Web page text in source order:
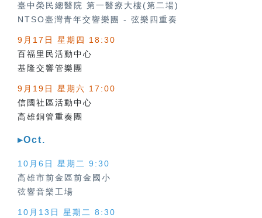
臺中榮民總醫院 第一醫療大樓(第二場)
NTSO臺灣青年交響樂團 - 弦樂四重奏
9月17日 星期四 18:30
百福里民活動中心
基隆交響管樂團
9月19日 星期六 17:00
信國社區活動中心
高雄銅管重奏團
▸Oct.
10月6日 星期二 9:30
高雄市前金區前金國小
弦響音樂工場
10月13日 星期二 8:30